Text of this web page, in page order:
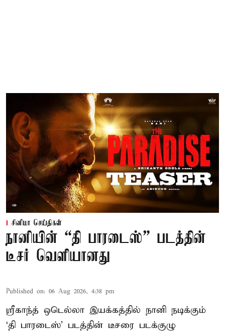
சினிமா செய்திகள்
நானியின் “தி பாரடைஸ்” படத்தின்
டீசர் வெளியானது
Published on: 06 Aug 2026, 4:38 pm
ஸ்ரீகாந்த் ஒடெல்லா இயக்கத்தில் நானி நடிக்கும்
‘தி பாரடைஸ்’ படத்தின் டீசரை படக்குழு